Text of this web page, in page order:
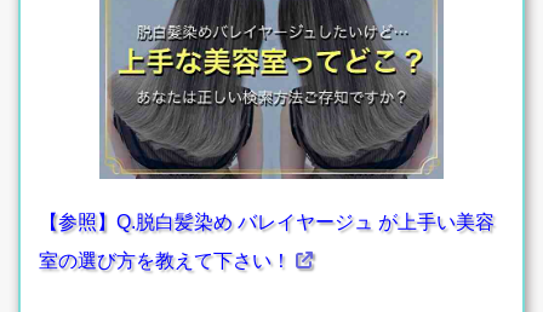
【参照】Q.脱白髪染め バレイヤージュ が上手い美容
室の選び方を教えて下さい！